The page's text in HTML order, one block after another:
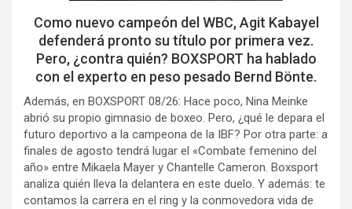
Como nuevo campeón del WBC, Agit Kabayel
defenderá pronto su título por primera vez.
Pero, ¿contra quién? BOXSPORT ha hablado
con el experto en peso pesado Bernd Bönte.
Además, en BOXSPORT 08/26: Hace poco, Nina Meinke
abrió su propio gimnasio de boxeo. Pero, ¿qué le depara el
futuro deportivo a la campeona de la IBF? Por otra parte: a
finales de agosto tendrá lugar el «Combate femenino del
año» entre Mikaela Mayer y Chantelle Cameron. Boxsport
analiza quién lleva la delantera en este duelo. Y además: te
contamos la carrera en el ring y la conmovedora vida de